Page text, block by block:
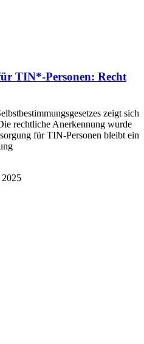
TIN*-Personen: Recht
zeigt sich
rechtliche Anerkennung wurde
für TIN-Personen bleibt ein